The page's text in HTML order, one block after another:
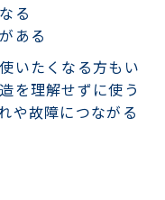
る
ある
いたくなる方もい
を理解せずに使う
や故障につながる